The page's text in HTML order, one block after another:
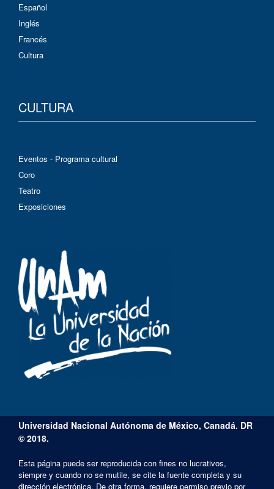
Español
Inglés
Francés
Cultura
CULTURA
Eventos - Programa cultural
Coro
Teatro
Exposiciones
Universidad Nacional Autónoma de México, Canadá. DR
© 2018.
Esta página puede ser reproducida con fines no lucrativos,
siempre y cuando no se mutile, se cite la fuente completa y su
dirección electrónica. De otra forma, requiere permiso previo por